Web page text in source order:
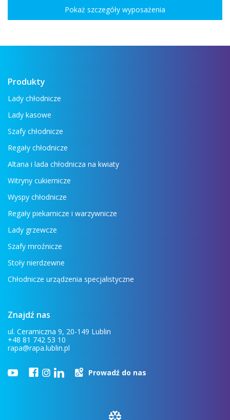
Pokaż szczegóły wyposażenia
Produkty
Lady chłodnicze
Lady kasowe
Szafy chłodnicze
Regały chłodnicze
Altana i lada chłodnicza na kwiaty
Witryny cukiernicze
Wyspy chłodnicze
Regały piekarnicze i warzywnicze
Lady grzewcze
Szafy mroźnicze
Stoły nierdzewne
Chłodnicze urządzenia specjalistyczne
Znajdź nas
ul. Ceramiczna 9, 20-149 Lublin
+48 81 742 53 10
rapa@rapa.lublin.pl
Prowadź do nas